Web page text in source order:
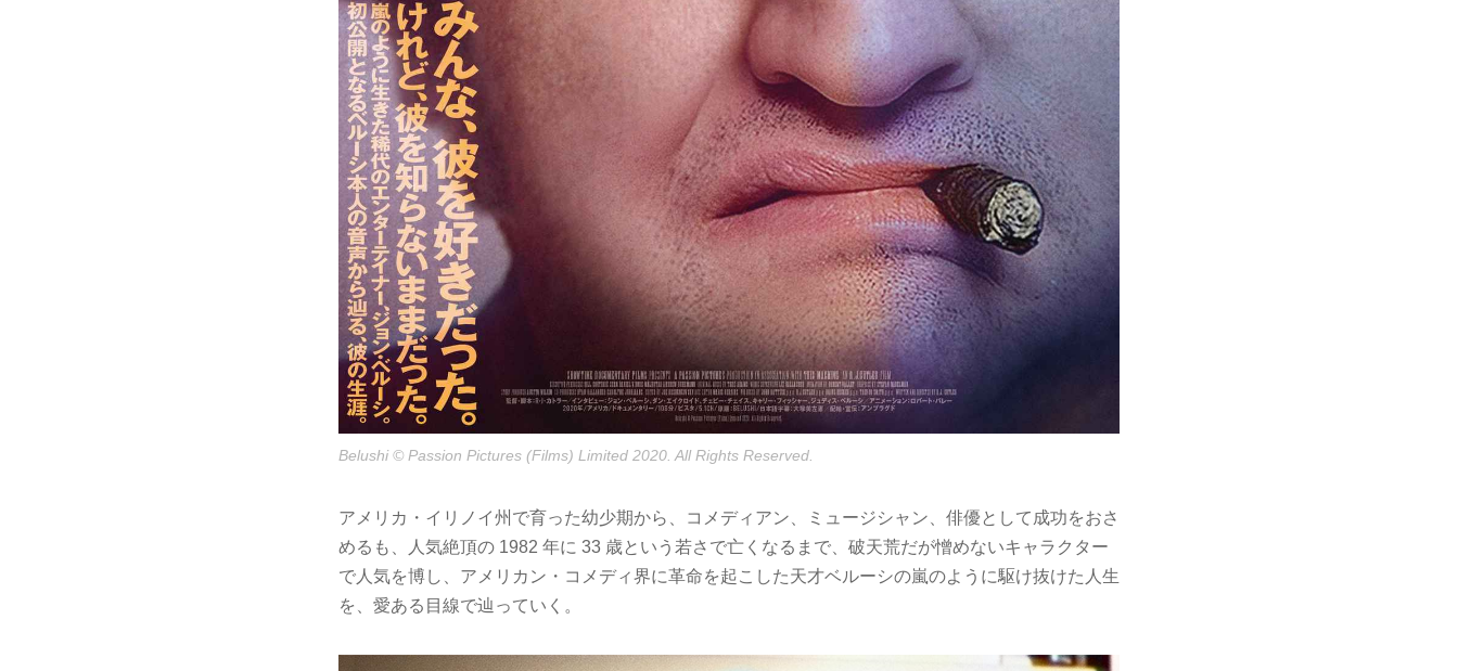
Belushi © Passion Pictures (Films) Limited 2020. All Rights Reserved.
アメリカ・イリノイ州で育った幼少期から、コメディアン、ミュージシャン、俳優として成功をおさ
めるも、人気絶頂の 1982 年に 33 歳という若さで亡くなるまで、破天荒だが憎めないキャラクター
で人気を博し、アメリカン・コメディ界に革命を起こした天才ベルーシの嵐のように駆け抜けた人生
を、愛ある目線で辿っていく。